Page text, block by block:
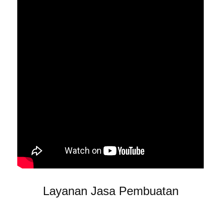
Layanan Jasa Pembuatan